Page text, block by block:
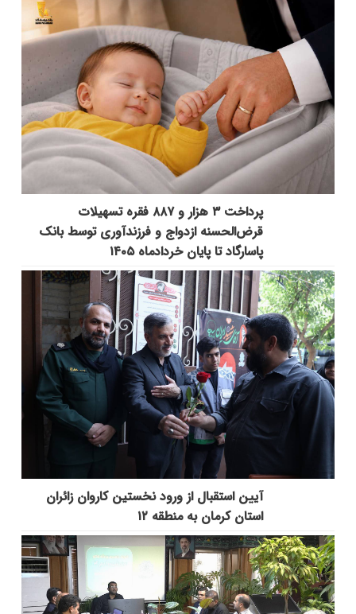
پرداخت ۳ هزار و ۸۸۷ فقره تسهیلات
قرض‌الحسنه ازدواج و فرزندآوری توسط بانک
پاسارگاد تا پایان خردادماه ۱۴۰۵
آیین استقبال از ورود نخستین کاروان زائران
استان کرمان به منطقه ۱۲